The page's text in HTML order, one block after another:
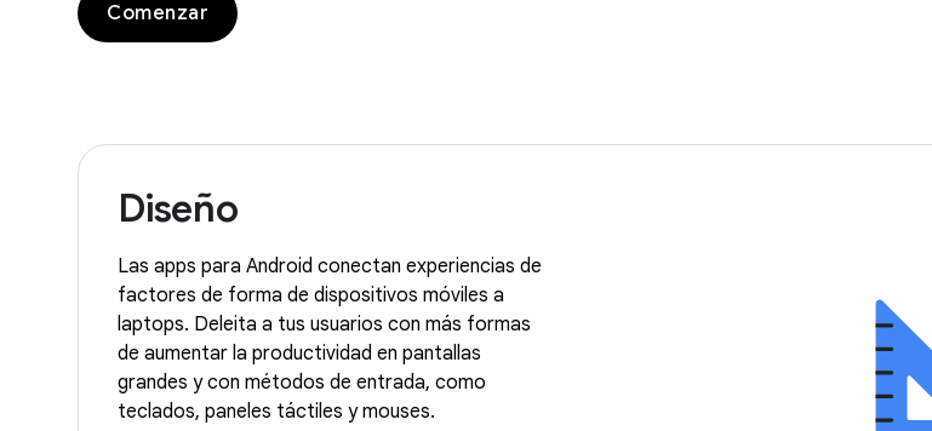
Comenzar
Diseño
Las apps para Android conectan experiencias de
factores de forma de dispositivos móviles a
laptops. Deleita a tus usuarios con más formas
de aumentar la productividad en pantallas
grandes y con métodos de entrada, como
teclados, paneles táctiles y mouses.